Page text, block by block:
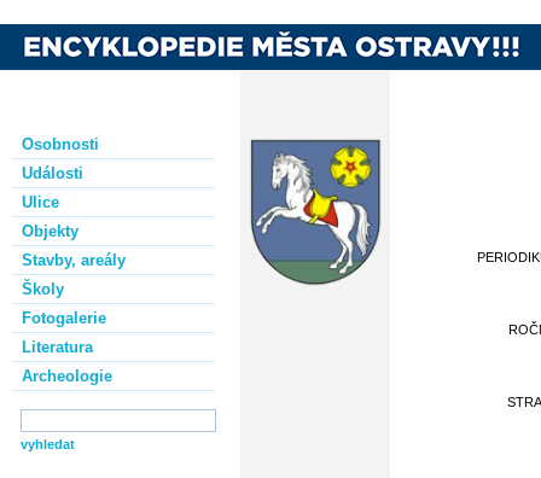
Osobnosti
Události
Ulice
Objekty
Stavby, areály
Školy
Fotogalerie
Literatura
Archeologie